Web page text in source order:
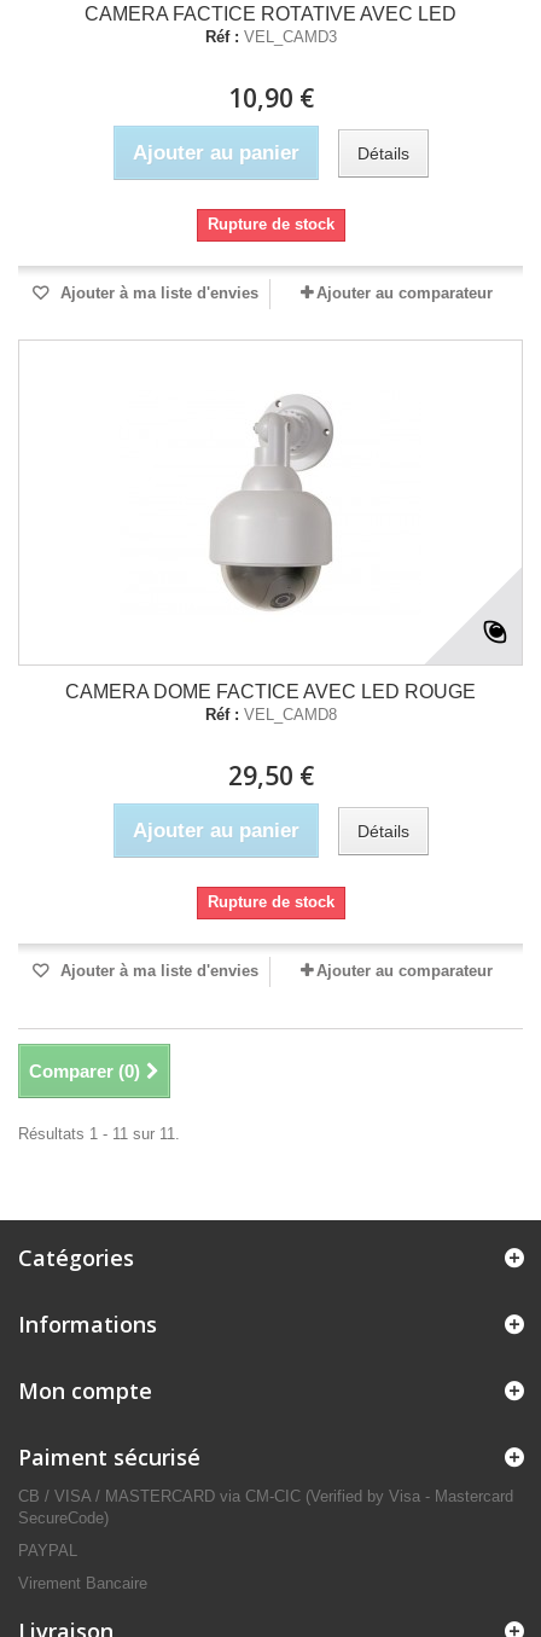
CAMERA FACTICE ROTATIVE AVEC LED
Réf : VEL_CAMD3
10,90 €
Ajouter au panier Détails
Rupture de stock
Ajouter à ma liste d'envies Ajouter au comparateur
CAMERA DOME FACTICE AVEC LED ROUGE
Réf : VEL_CAMD8
29,50 €
Ajouter au panier Détails
Rupture de stock
Ajouter à ma liste d'envies Ajouter au comparateur
Comparer (0)
Résultats 1 - 11 sur 11.
Catégories
Informations
Mon compte
Paiment sécurisé
CB / VISA / MASTERCARD via CM-CIC (Verified by Visa - Mastercard
SecureCode)
PAYPAL
Virement Bancaire
Livraison